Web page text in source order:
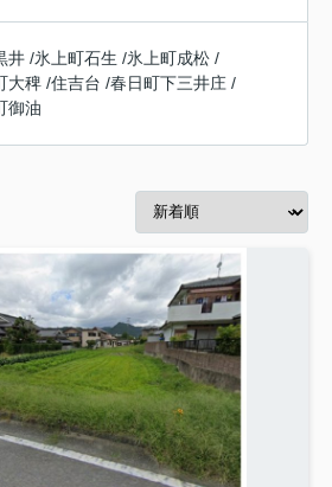
井 /氷上町石生 /氷上町成松 /
大稗 /住吉台 /春日町下三井庄 /
御油